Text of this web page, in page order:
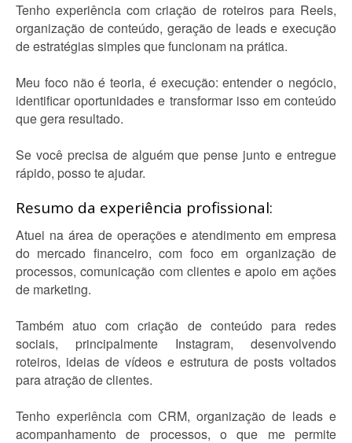
Tenho experiência com criação de roteiros para Reels,
organização de conteúdo, geração de leads e execução
de estratégias simples que funcionam na prática.
Meu foco não é teoria, é execução: entender o negócio,
identificar oportunidades e transformar isso em conteúdo
que gera resultado.
Se você precisa de alguém que pense junto e entregue
rápido, posso te ajudar.
Resumo da experiência profissional:
Atuei na área de operações e atendimento em empresa
do mercado financeiro, com foco em organização de
processos, comunicação com clientes e apoio em ações
de marketing.
Também atuo com criação de conteúdo para redes
sociais, principalmente Instagram, desenvolvendo
roteiros, ideias de vídeos e estrutura de posts voltados
para atração de clientes.
Tenho experiência com CRM, organização de leads e
acompanhamento de processos, o que me permite